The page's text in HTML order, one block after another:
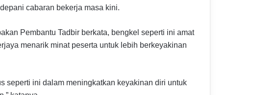
cabaran bekerja masa kini.
Pembantu Tadbir berkata, bengkel seperti ini amat
menarik minat peserta untuk lebih berkeyakinan
seperti ini dalam meningkatkan keyakinan diri untuk